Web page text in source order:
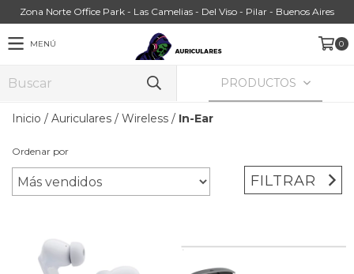
Zona Norte Office Park - Las Camelias - Del Viso - Pilar - Buenos Aires
MENÚ 0
PRODUCTOS
Inicio / Auriculares / Wireless / In-Ear
Ordenar por
FILTRAR